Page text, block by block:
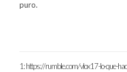
puro.
1:https://rumble.com/vlox17-lo-que-